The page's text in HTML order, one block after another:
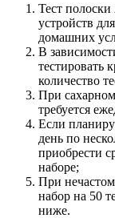
Тест
устройств
домашних
В
тестировать
количество
При
требуется
Если
день по
приобрести
наборе;
При
набор на 50
ниже.